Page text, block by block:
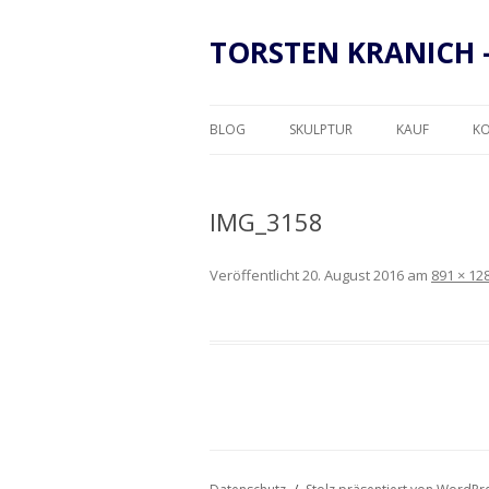
TORSTEN KRANICH
BLOG SKULPTUR KAUF
IMG_3158
Veröffentlicht20. August 2016 am 891 ×